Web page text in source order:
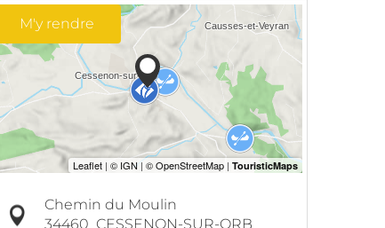
M'y rendre
Chemin du Moulin
34460 CESSENON-SUR-ORB